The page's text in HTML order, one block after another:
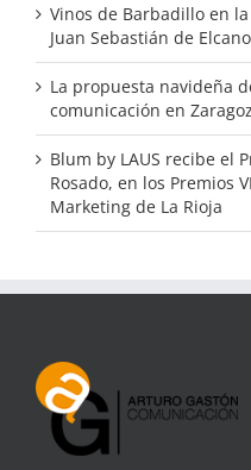
Vinos de Barbadillo en
Juan Sebastián de Elcano
La propuesta navideña
comunicación en
Blum by LAUS recibe el
Rosado, en los Premios
Marketing de La Rioja